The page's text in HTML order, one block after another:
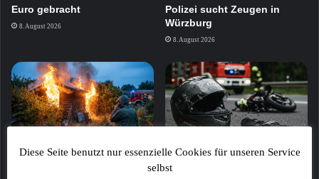
Euro gebracht
8. August 2026
Polizei sucht Zeugen in
Würzburg
8. August 2026
Feuer zerstört zwei
Trikefahrer stirbt bei
schwerem Verkehrsunfall auf
Diese Seite benutzt nur essenzielle Cookies für unseren Service
selbst